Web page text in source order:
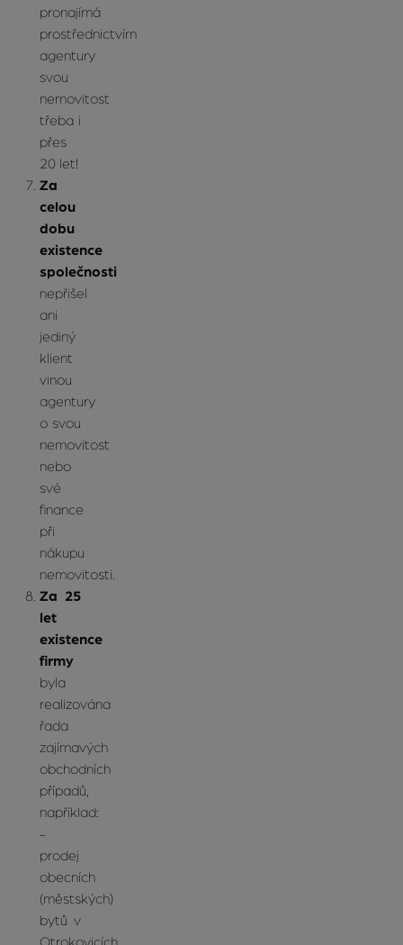
pronajímá
prostřednictvím
agentury
svou
nemovitost
třeba i
přes
20 let!
Za
celou
dobu
existence
společnosti
nepřišel
ani
jediný
klient
vinou
agentury
o svou
nemovitost
nebo
své
finance
při
nákupu
nemovitosti.
Za 25
let
existence
firmy
byla
realizována
řada
zajímavých
obchodních
případů,
například:
-
prodej
obecních
(městských)
bytů v